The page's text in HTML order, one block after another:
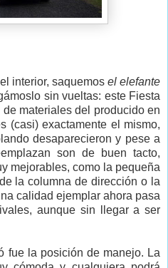
interior, saquemos el elefante
sin vueltas: este Fiesta
materiales del producido en
(casi) exactamente el mismo,
desaparecieron y pese a
son de buen tacto,
mejorables, como la pequeña
la columna de dirección o la
calidad ejemplar ahora pasa
aunque sin llegar a ser
fue la posición de manejo. La